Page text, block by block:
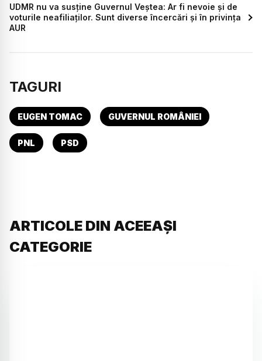
UDMR nu va susține Guvernul Veștea: Ar fi nevoie și de
voturile neafiliaților. Sunt diverse încercări și în privința
AUR
TAGURI
EUGEN TOMAC GUVERNUL ROMÂNIEI
PNL PSD
ARTICOLE DIN ACEEAȘI
CATEGORIE